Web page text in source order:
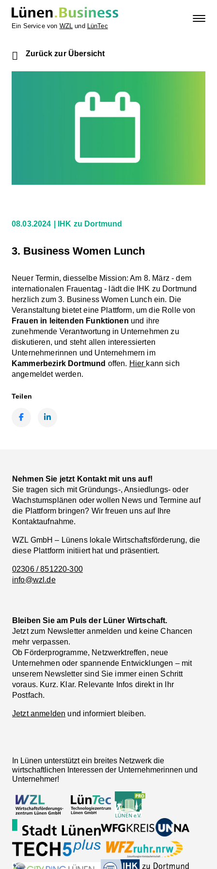
Ein Service von WZL und LünTec
Zurück zur Übersicht
08.03.2024 IHK zu Dortmund
3. Business Women Lunch
Neuer Termin, diesselbe Mission: Am 8. März - dem
internationalen Frauentag - lädt die IHK zu Dortmund
herzlich zum 3. Business Women Lunch ein. Die
Veranstaltung bietet eine Plattform, um die Rolle von
Frauen in leitenden Funktionen und ihre
zunehmende Verantwortung in Unternehmen zu
diskutieren, und steht allen interessierten
Unternehmerinnen und Unternehmern im
Kammerbezirk Dortmund offen. Hier kann sich
angemeldet werden.
Teilen
Nehmen Sie jetzt Kontakt mit uns auf!
Sie tragen sich mit Gründungs-, Ansiedlungs- oder
Wachstumsplänen oder wollen News und Termine auf
die Plattform bringen? Wir freuen uns auf Ihre
Kontaktaufnahme.
WZL GmbH – Lünens lokale Wirtschaftsförderung, die
diese Plattform initiiert hat und präsentiert.
02306 / 851220-300
info@wzl.de
Bleiben Sie am Puls der Lüner Wirtschaft.
Jetzt zum Newsletter anmelden und keine Chancen
mehr verpassen.
Ob Förderprogramme, Netzwerktreffen, neue
Unternehmen oder spannende Entwicklungen – mit
unserem Newsletter sind Sie immer einen Schritt
voraus. Kurz. Klar. Relevante Infos direkt in Ihr
Postfach.
Jetzt anmelden und informiert bleiben.
In Lünen unterstützt ein breites Netzwerk die
wirtschaftlichen Interessen der Unternehmerinnen und
Unternehmer!